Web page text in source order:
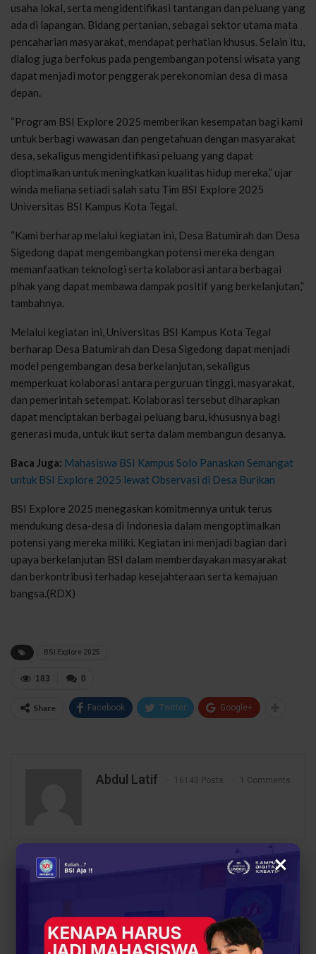
usaha lokal, serta mengidentifikasi tantangan dan peluang yang
ada di lapangan. Bidang pertanian, sebagai sektor utama mata
pencaharian masyarakat, mendapat perhatian khusus. Selain itu,
dialog juga berfokus pada pengembangan potensi wisata yang
dapat menjadi motor penggerak perekonomian desa di masa
depan.
“Program BSI Explore 2025 memberikan kesempatan bagi kami
untuk berbagi wawasan dan pengetahuan dengan masyarakat
desa, sekaligus mengidentifikasi peluang yang dapat
dioptimalkan untuk meningkatkan kualitas hidup mereka,” ujar
winda meliana setiadi salah satu Tim BSI Explore 2025
Universitas BSI Kampus Kota Tegal.
“Kami berharap melalui kegiatan ini, Desa Batumirah dan Desa
Sigedong dapat mengembangkan potensi mereka dengan
memanfaatkan teknologi serta kolaborasi antara berbagai
pihak yang dapat membawa dampak positif yang berkelanjutan,”
tambahnya.
Melalui kegiatan ini, Universitas BSI Kampus Kota Tegal
berharap Desa Batumirah dan Desa Sigedong dapat menjadi
model pengembangan desa berkelanjutan, sekaligus
memperkuat kolaborasi antara perguruan tinggi, masyarakat,
dan pemerintah setempat. Kolaborasi tersebut diharapkan
dapat menciptakan berbagai peluang baru, khususnya bagi
generasi muda, untuk ikut serta dalam membangun desanya.
Baca Juga: Mahasiswa BSI Kampus Solo Panaskan Semangat
untuk BSI Explore 2025 lewat Observasi di Desa Burikan
BSI Explore 2025 menegaskan komitmennya untuk terus
mendukung desa-desa di Indonesia dalam mengoptimalkan
potensi yang mereka miliki. Kegiatan ini menjadi bagian dari
upaya berkelanjutan BSI dalam memberdayakan masyarakat
dan berkontribusi terhadap kesejahteraan serta kemajuan
bangsa.(RDX)
BSI Explore 2025
0
183
Share Facebook Twitter Google+
Abdul Latif 16143 Posts 1 Comments
PREV POST
Bagi-Bagi Tiket ke Masa
Depan di Edufair MAN
18 Jakarta!
NEXT POST
Posyandu Remaja Jadi
Wadah Remaja Peduli
Kesehatan
×